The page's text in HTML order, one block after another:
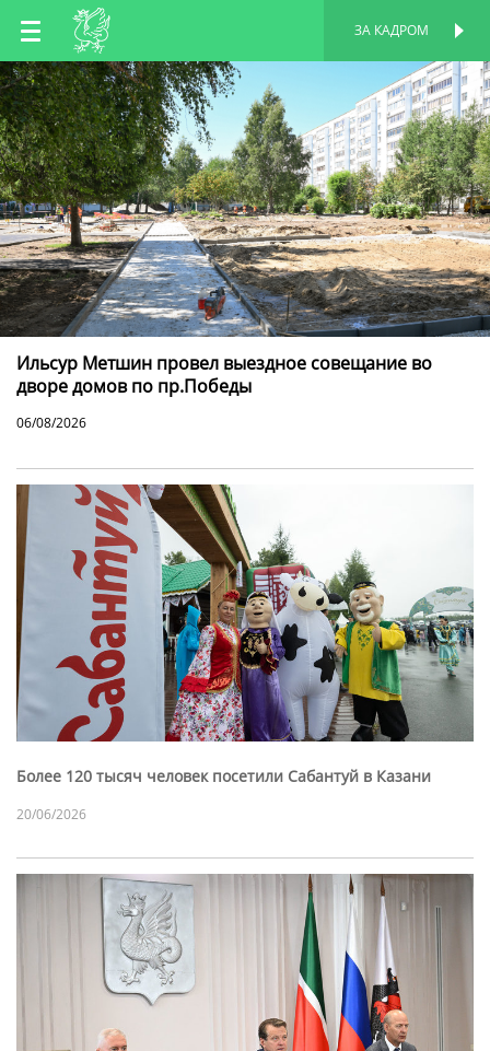
RU
EN
TT
ЗА КАДРОМ
Ильсур Метшин провел выездное совещание во
дворе домов по пр.Победы
06/08/2026
Более 120 тысяч человек посетили Сабантуй в Казани
20/06/2026
ПЕРСОНАЛЬНАЯ
СТРАНИЦА